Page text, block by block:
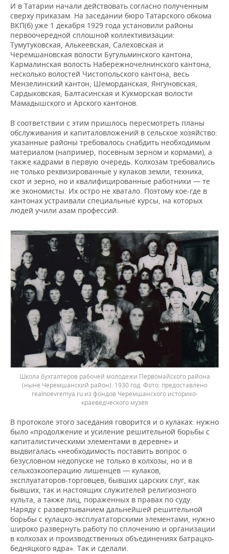
ХОККЕЙ С МЯЧОМ
ПРОИСШЕСТВИЯ
И в Татарии начали действовать согласно полученным
сверху приказам. На заседании бюро Татарского обкома
ВКП(б) уже 1 декабря 1929 года установили районы
первоочередной сплошной коллективизации:
Тумутуковская, Алькеевская, Салеховская и
Черемшановская волости Бугульминского кантона,
Кармалинская волость Набережночелнинского кантона,
несколько волостей Чистопольского кантона, весь
Мензелинский кантон, Шеморданская, Янгуновская,
Сардыковская, Балтасинская и Кукморская волости
Мамадышского и Арского кантонов.
В соответствии с этим пришлось пересмотреть планы
обслуживания и капиталовложений в сельское хозяйство:
указанные районы требовалось снабдить необходимым
материалом (например, посевным зерном и кормами), а
также кадрами в первую очередь. Колхозам требовались
не только реквизированные у кулаков земли, техника,
скот и зерно, но и квалифицированные работники — те
же экономисты. Их остро не хватало. Поэтому кое-где в
кантонах устраивали специальные курсы, на которых
людей учили азам профессий.
Школа бухгалтеров рабочей молодежи Первомайского района
(ныне Черемшанский район). 1930 год.
предоставлено
realnoevremya.ru из фондов Черемшанского историко-
краеведческого музея
В протоколе этого заседания говорится и о кулаках: нужно
было «продолжение и усиление решительной борьбы с
капиталистическими элементами в деревне» и
выдвигалась «необходимость поставить вопрос о
безусловном недопуске не только в колхозы, но и в
сельхозкооперацию лишенцев — кулаков,
эксплуататоров-торговцев, бывших царских слуг, как
бывших, так и настоящих служителей религиозного
культа, а также лиц, пораженных в правах по суду.
Наряду с развертыванием дальнейшей решительной
борьбы с кулацко-эксплуататорскими элементами, нужно
широко развернуть работу по сплочению и организации
в колхозах и производственных объединениях батрацко-
бедняцкого ядра». Так и сделали.